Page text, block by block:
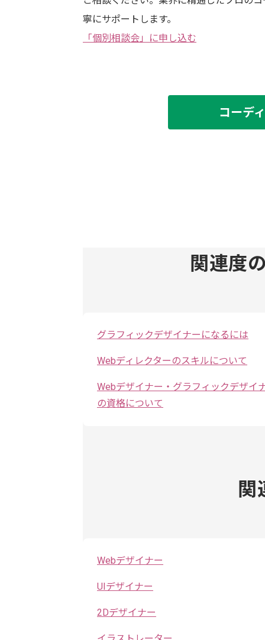
寧にサポートします。
「個別相談会」に申し込む
コーデ
関連度
グラフィックデザイナーになるには
Webディレクターのスキルについて
Webデザイナー・グラフィックデザイ
の資格について
関
Webデザイナー
UIデザイナー
2Dデザイナー